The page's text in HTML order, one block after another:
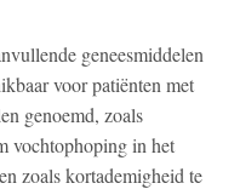
geneesmiddelen
voor patiënten met
genoemd, zoals
vochtophoping in het
zoals kortademigheid te